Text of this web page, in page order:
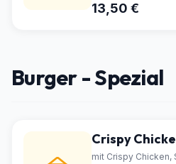
13,50 €
Burger - Spezial
Crispy
mit Crispy Chicken,